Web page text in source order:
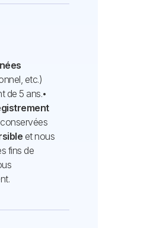
etc.)
de 5 ans.•
conservées
et nous
fins de